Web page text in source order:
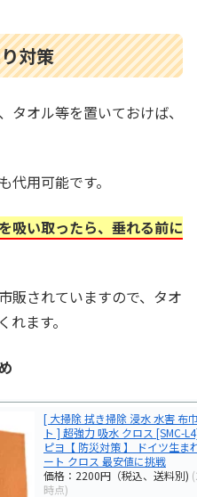
対策
タオル等を置いておけば、
用可能です。
吸い取ったら、垂れる前に
販されていますので、タオ
ます。
[ 大掃除 拭き掃除 浸水 水害 布
ト ] 超強力 吸水 クロス [SMC-
ピヨ【 防災対策 】 ドイツ生ま
ート クロス 最安値に挑戦
価格：2200円（税込、送料別)
時点)